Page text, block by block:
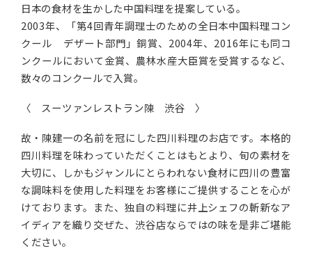
日本の食材を生かした中国料理を提案している。
2003年、「第4回青年調理士のための全日本中国料理コン
クール デザート部門」銅賞、2004年、2016年にも同コ
ンクールにおいて金賞、農林水産大臣賞を受賞するなど、
数々のコンクールで入賞。
〈 スーツァンレストラン陳 渋谷 〉
故・陳建一の名前を冠にした四川料理のお店です。本格的
四川料理を味わっていただくことはもとより、旬の素材を
大切に、しかもジャンルにとらわれない食材に四川の豊富
な調味料を使用した料理をお客様にご提供することを心が
けております。また、独自の料理に井上シェフの斬新なア
イディアを織り交ぜた、渋谷店ならではの味を是非ご堪能
ください。